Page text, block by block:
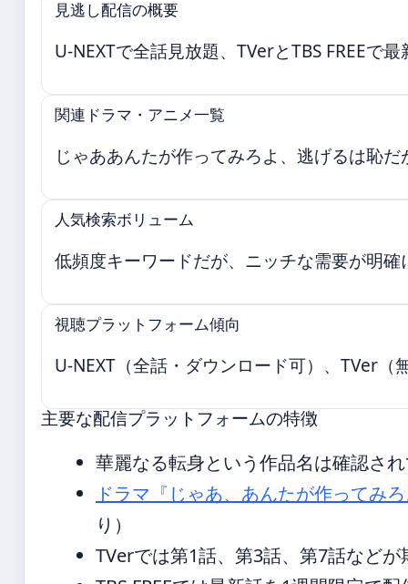
見逃し配信の概要
U-NEXTで全話見放題、TVerとTBS FREEで
関連ドラマ・アニメ一覧
じゃああんたが作ってみろよ、逃げるは恥
人気検索ボリューム
低頻度キーワードだが、ニッチな需要が明確
視聴プラットフォーム傾向
U-NEXT（全話・ダウンロード可）、TVer（
主要な配信プラットフォームの特徴
華麗なる転身という作品名は確認さ
ドラマ『じゃあ、あんたが作ってみ
り）
TVerでは第1話、第3話、第7話など